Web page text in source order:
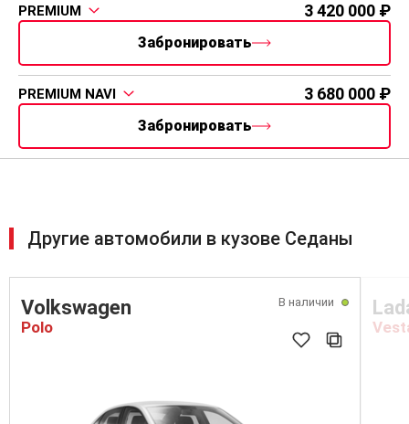
PREMIUM 3 420 000
Забронировать
PREMIUM NAVI 3 680 000
Забронировать
Другие автомобили в кузове Седаны
В наличии
Volkswagen
Polo